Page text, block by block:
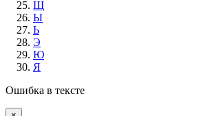
Щ
Ы
Ь
Э
Ю
Я
Ошибка в тексте